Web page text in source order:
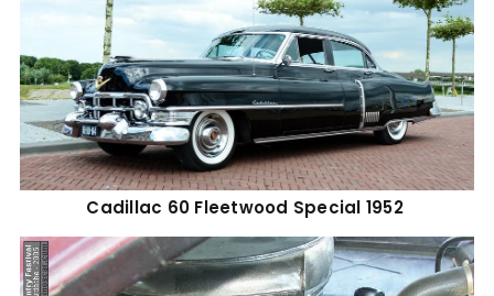
Cadillac 60 Fleetwood Special 1952